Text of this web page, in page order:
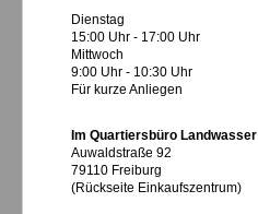
Dienstag
15:00 Uhr - 17:00 Uhr
Mittwoch
9:00 Uhr - 10:30 Uhr
Für kurze Anliegen
Im Quartiersbüro Landwasser
Auwaldstraße 92
79110 Freiburg
(Rückseite Einkaufszentrum)